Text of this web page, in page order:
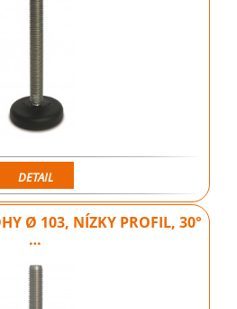
DETAIL
Ø 103, NÍZKY PROFIL, 30°
…